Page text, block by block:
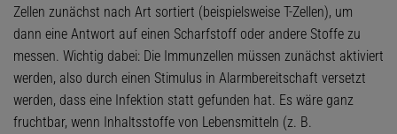
Zellen zunächst nach Art sortiert (beispielsweise T-Zellen), um
dann eine Antwort auf einen Scharfstoff oder andere Stoffe zu
messen. Wichtig dabei: Die Immunzellen müssen zunächst aktiviert
werden, also durch einen Stimulus in Alarmbereitschaft versetzt
werden, dass eine Infektion statt gefunden hat. Es wäre ganz
fruchtbar, wenn Inhaltsstoffe von Lebensmitteln (z. B.